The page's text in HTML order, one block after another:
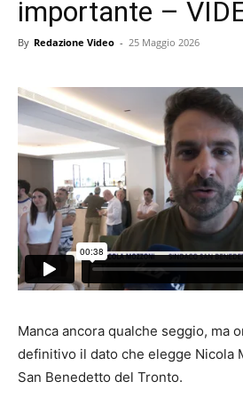
importante –
By Redazione Video - 25 Maggio 2026
Manca ancora qualche seggio, ma
definitivo il dato che elegge Nicola
San Benedetto del Tronto.